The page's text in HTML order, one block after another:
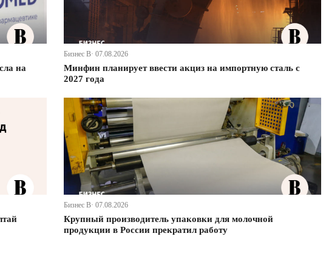
на
Бизнес В· 07.08.2026
Минфин планирует ввести акциз на импортную сталь с
2027 года
Бизнес В· 07.08.2026
Крупный производитель упаковки для молочной
продукции в России прекратил работу